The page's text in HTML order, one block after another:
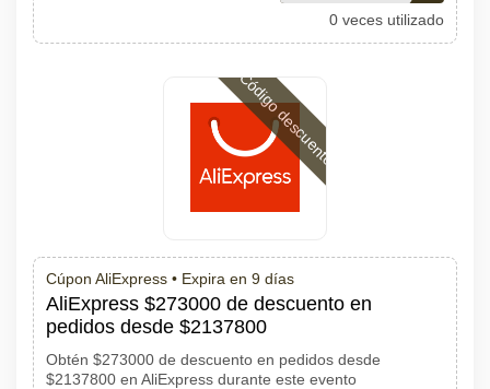
0 veces utilizado
Código descuento
Cúpon AliExpress • Expira en 9 días
AliExpress $273000 de descuento en
pedidos desde $2137800
Obtén $273000 de descuento en pedidos desde
$2137800 en AliExpress durante este evento